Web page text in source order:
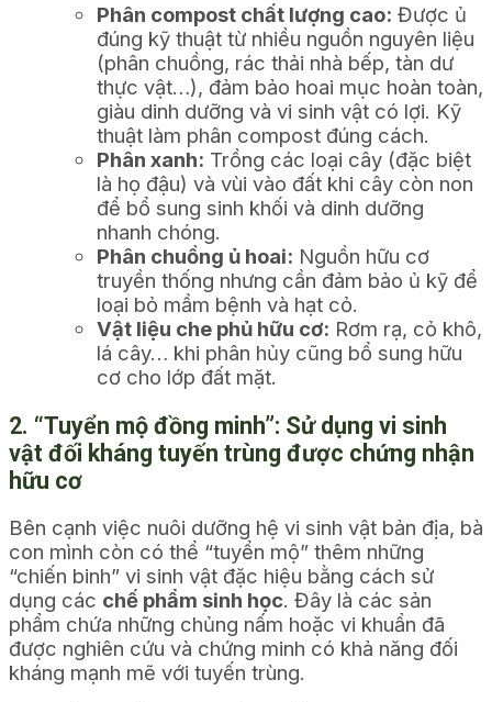
Phân compost chất lượng cao: Được ủ
đúng kỹ thuật từ nhiều nguồn nguyên liệu
(phân chuồng, rác thải nhà bếp, tàn dư
thực vật…), đảm bảo hoai mục hoàn toàn,
giàu dinh dưỡng và vi sinh vật có lợi. Kỹ
thuật làm phân compost đúng cách.
Phân xanh: Trồng các loại cây (đặc biệt
là họ đậu) và vùi vào đất khi cây còn non
để bổ sung sinh khối và dinh dưỡng
nhanh chóng.
Phân chuồng ủ hoai: Nguồn hữu cơ
truyền thống nhưng cần đảm bảo ủ kỹ để
loại bỏ mầm bệnh và hạt cỏ.
Vật liệu che phủ hữu cơ: Rơm rạ, cỏ khô,
lá cây… khi phân hủy cũng bổ sung hữu
cơ cho lớp đất mặt.
2. “Tuyển mộ đồng minh”: Sử dụng vi sinh
vật đối kháng tuyến trùng được chứng nhận
hữu cơ
Bên cạnh việc nuôi dưỡng hệ vi sinh vật bản địa, bà
con mình còn có thể “tuyển mộ” thêm những
“chiến binh” vi sinh vật đặc hiệu bằng cách sử
dụng các chế phẩm sinh học. Đây là các sản
phẩm chứa những chủng nấm hoặc vi khuẩn đã
được nghiên cứu và chứng minh có khả năng đối
kháng mạnh mẽ với tuyến trùng.